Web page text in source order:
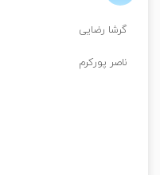
گرشا رضایی
ناصر پورکرم